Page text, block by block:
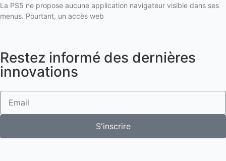
La PS5 ne propose aucune application navigateur visible dans ses
menus. Pourtant, un accès web
Restez informé des dernières
innovations
S'inscrire